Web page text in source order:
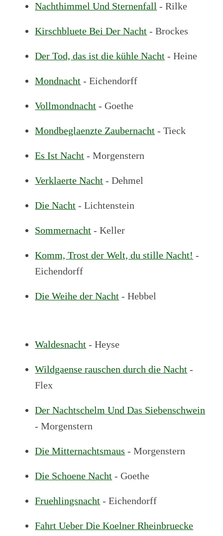
Nachthimmel Und Sternenfall - Rilke
Kirschbluete Bei Der Nacht - Brockes
Der Tod, das ist die kühle Nacht - Heine
Mondnacht - Eichendorff
Vollmondnacht - Goethe
Mondbeglaenzte Zaubernacht - Tieck
Es Ist Nacht - Morgenstern
Verklaerte Nacht - Dehmel
Die Nacht - Lichtenstein
Sommernacht - Keller
Komm, Trost der Welt, du stille Nacht! -
Eichendorff
Die Weihe der Nacht - Hebbel
Waldesnacht - Heyse
Wildgaense rauschen durch die Nacht -
Flex
Der Nachtschelm Und Das Siebenschwein
- Morgenstern
Die Mitternachtsmaus - Morgenstern
Die Schoene Nacht - Goethe
Fruehlingsnacht - Eichendorff
Fahrt Ueber Die Koelner Rheinbruecke